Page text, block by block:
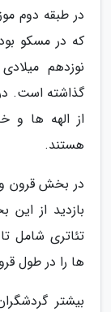
در طبقه دوم
که در مسکو
نوزدهم
گذاشته است.
از الهه ها و
هستند.
در بخش قرون
بازدید از این
تئاتری شامل
ها را در طول
بیشتر